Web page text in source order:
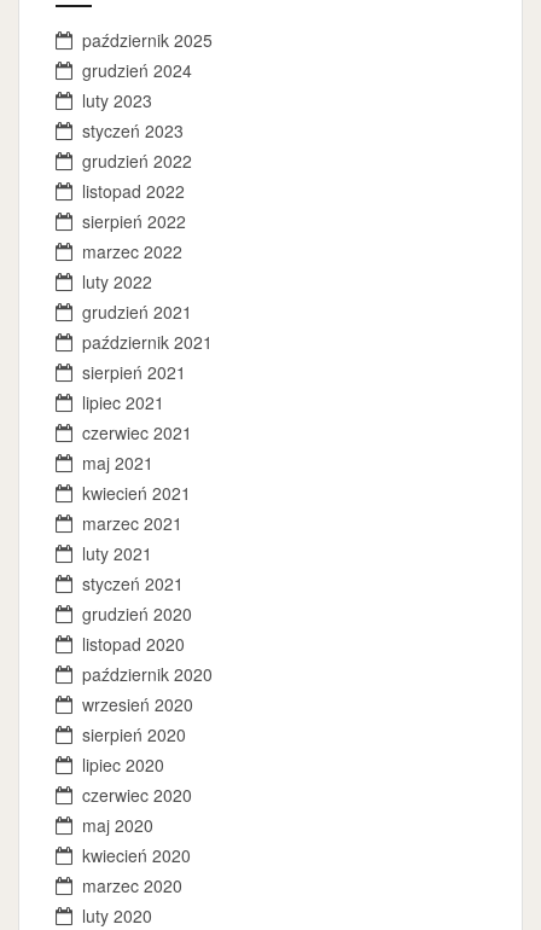
październik 2025
grudzień 2024
luty 2023
styczeń 2023
grudzień 2022
listopad 2022
sierpień 2022
marzec 2022
luty 2022
grudzień 2021
październik 2021
sierpień 2021
lipiec 2021
czerwiec 2021
maj 2021
kwiecień 2021
marzec 2021
luty 2021
styczeń 2021
grudzień 2020
listopad 2020
październik 2020
wrzesień 2020
sierpień 2020
lipiec 2020
czerwiec 2020
maj 2020
kwiecień 2020
marzec 2020
luty 2020